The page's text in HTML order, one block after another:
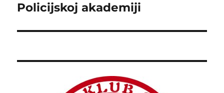
Policijskoj akademiji